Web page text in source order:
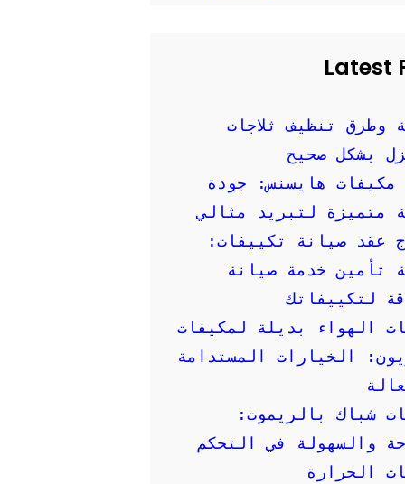
Latest
وطرق تنظيف ثلاجات
بشكل صحيح
مكيفات هايسنس: جودة
متميزة لتبريد مثالي
عقد صيانة تكييفات:
تأمين خدمة صيانة
لتكييفاتك
الهواء بديلة لمكيفات
الخيارات المستدامة
شباك بالريموت:
والسهولة في التحكم
الحرارة